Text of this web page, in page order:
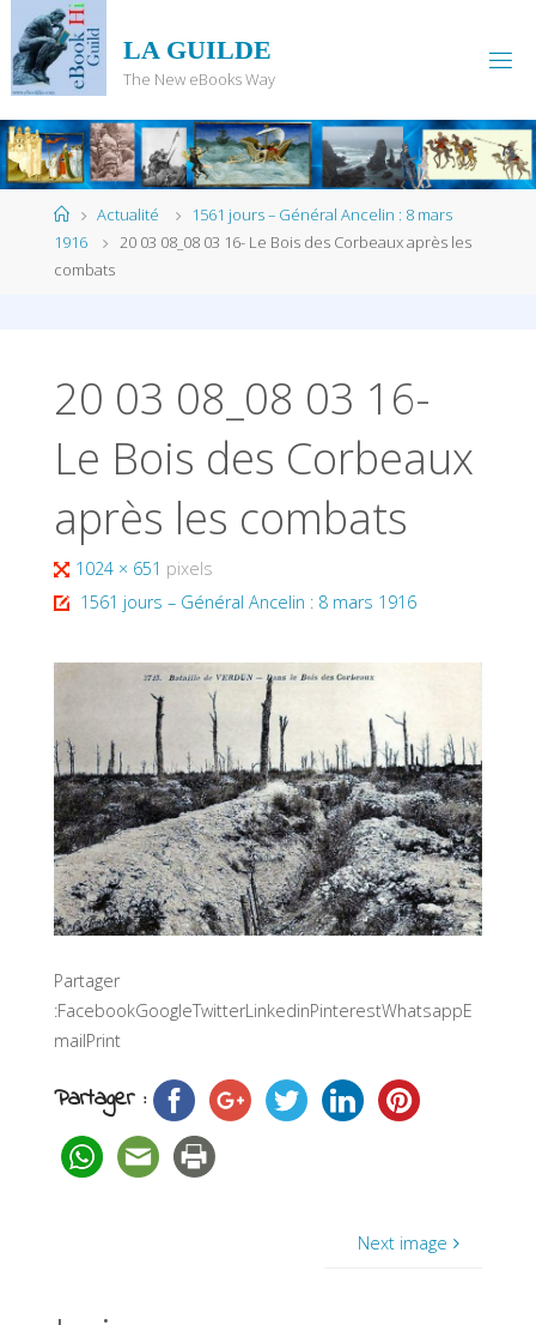
content
LA GUILDE
The New eBooks Way
HomeActualité
1561 jours – Général Ancelin : 8 mars
1916
20 03 08_08 03 16- Le Bois des Corbeaux après les
combats
20 03 08_08 03 16-
Le Bois des Corbeaux
après les combats
Full
size
1024 × 651 pixels
1561 jours – Général Ancelin : 8 mars 1916
Partager
:FacebookGoogleTwitterLinkedinPinterestWhatsappE
mailPrint
Partager :
Next image